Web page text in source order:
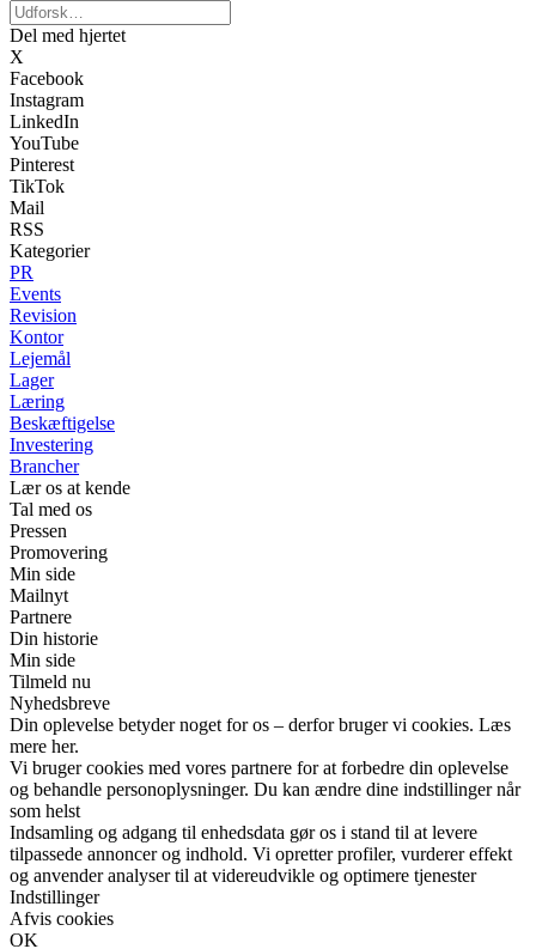
Del med hjertet
X
Facebook
Instagram
LinkedIn
YouTube
Pinterest
TikTok
Mail
RSS
Kategorier
PR
Events
Revision
Kontor
Lejemål
Lager
Læring
Beskæftigelse
Investering
Brancher
Lær os at kende
Tal med os
Pressen
Promovering
Min side
Mailnyt
Partnere
Din historie
Min side
Tilmeld nu
Nyhedsbreve
Din oplevelse betyder noget for os – derfor bruger vi cookies. Læs
mere her.
Vi bruger cookies med vores partnere for at forbedre din oplevelse
og behandle personoplysninger. Du kan ændre dine indstillinger når
som helst
Indsamling og adgang til enhedsdata gør os i stand til at levere
tilpassede annoncer og indhold. Vi opretter profiler, vurderer effekt
og anvender analyser til at videreudvikle og optimere tjenester
Indstillinger
Afvis cookies
OK